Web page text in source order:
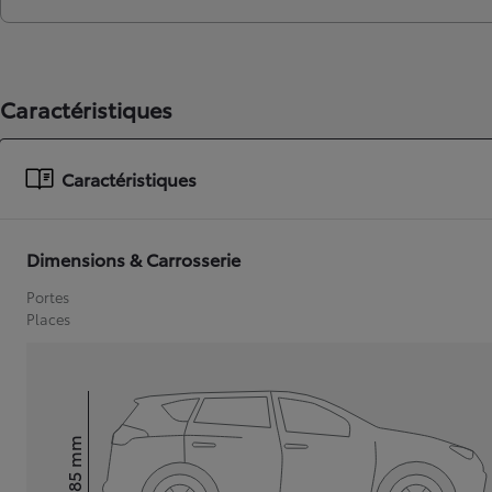
Caractéristiques
Caractéristiques
Dimensions & Carrosserie
Portes
Places
mm